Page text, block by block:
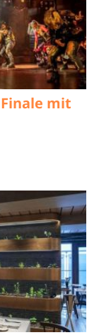
Finale mit